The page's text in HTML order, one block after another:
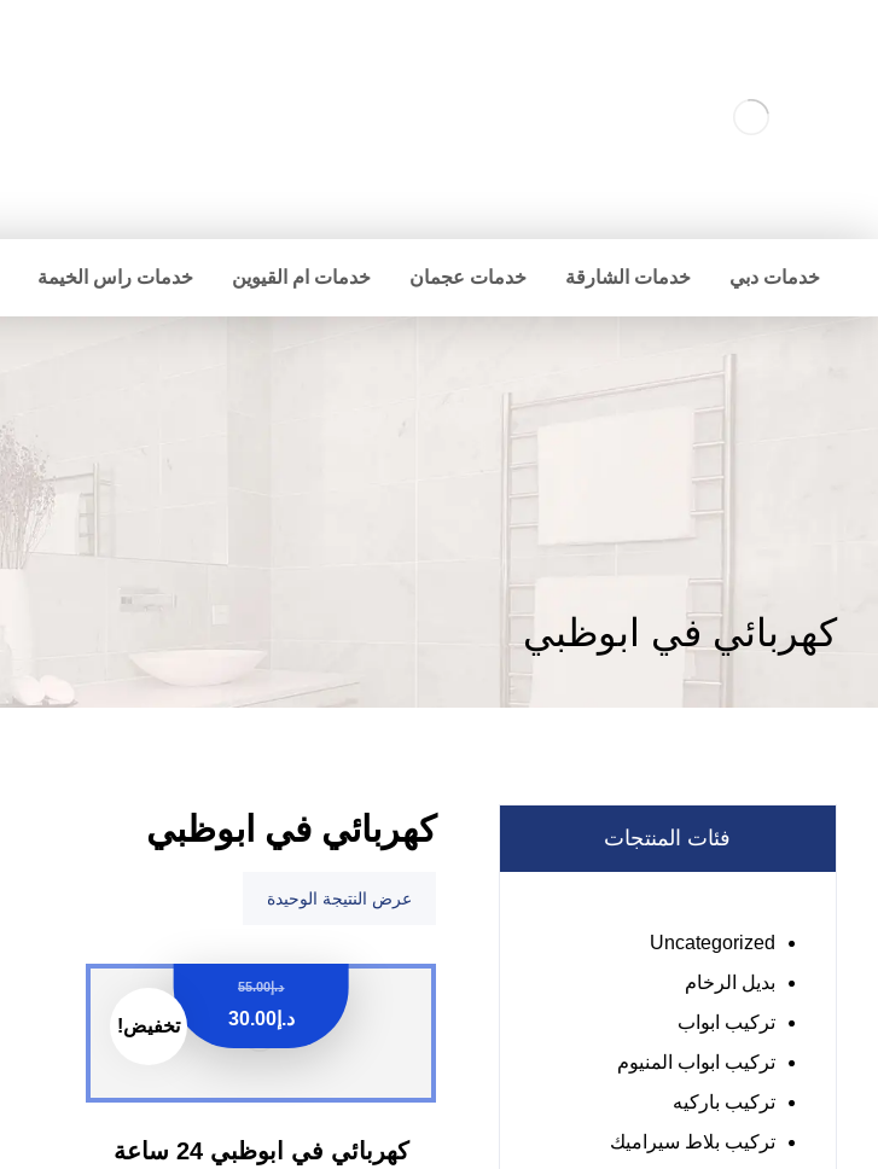
خدمات دبي خدمات الشارقة خدمات عجمان خدمات ام القيوين خدمات راس الخيمة
كهربائي في ابوظبي
كهربائي في ابوظبي
عرض النتيجة الوحيدة
تخفيض!
كهربائي في ابوظبي 24 ساعة
د.إ55.00
د.إ30.00
فئات المنتجات
Uncategorized
بديل الرخام
تركيب ابواب
تركيب ابواب المنيوم
تركيب باركيه
تركيب بلاط سيراميك